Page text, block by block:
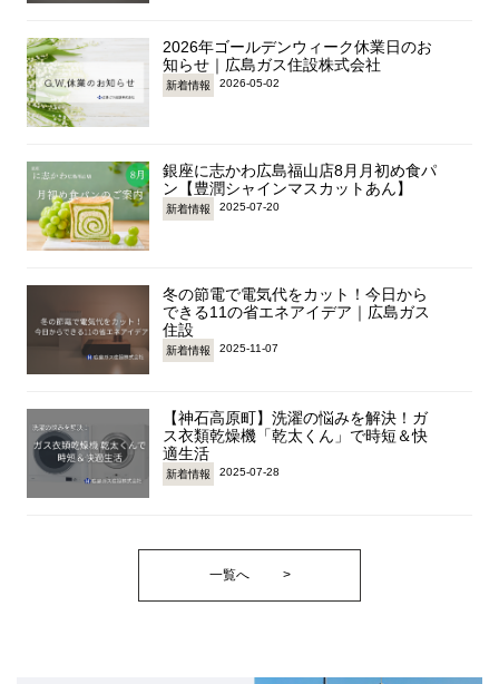
2026年ゴールデンウィーク休業日のお
知らせ｜広島ガス住設株式会社
新着情報 2026-05-02
銀座に志かわ広島福山店8月月初め食パ
ン【豊潤シャインマスカットあん】
新着情報 2025-07-20
冬の節電で電気代をカット！今日から
できる11の省エネアイデア｜広島ガス
住設
新着情報 2025-11-07
【神石高原町】洗濯の悩みを解決！ガ
ス衣類乾燥機「乾太くん」で時短＆快
適生活
新着情報 2025-07-28
一覧へ >